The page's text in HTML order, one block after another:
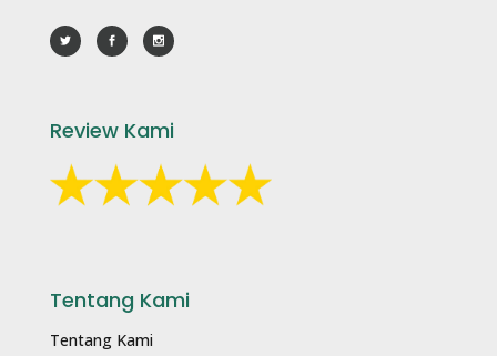
Review Kami
Tentang Kami
Tentang Kami